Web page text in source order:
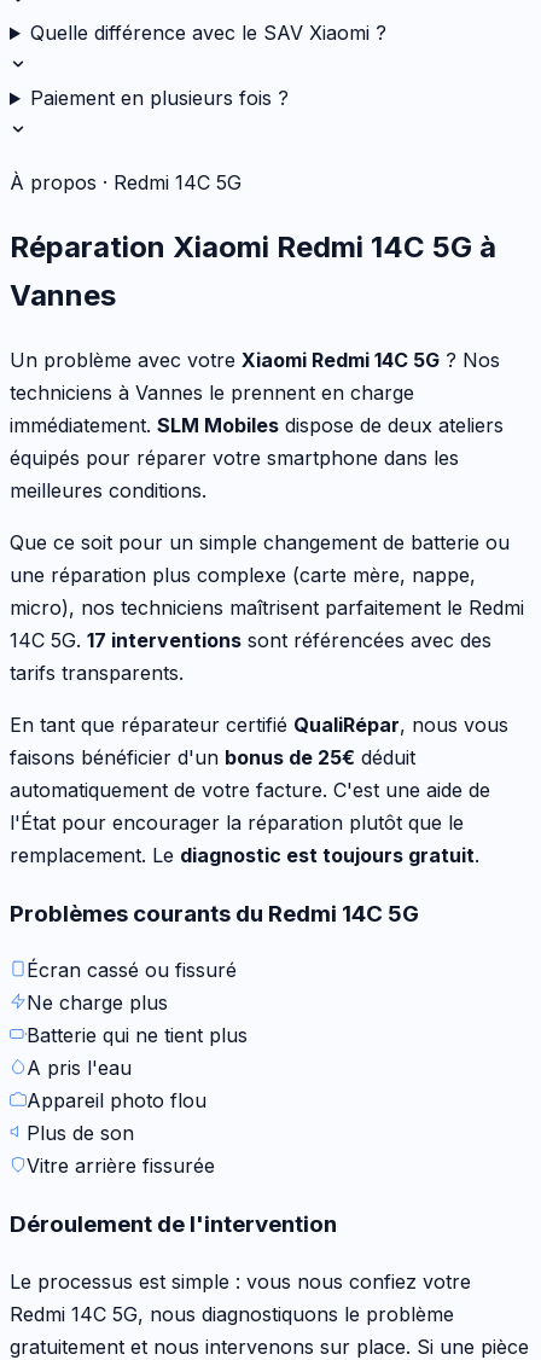
Quelle différence avec le SAV Xiaomi ?
Paiement en plusieurs fois ?
À propos · Redmi 14C 5G
Réparation Xiaomi Redmi 14C 5G à
Vannes
Un problème avec votre Xiaomi Redmi 14C 5G ? Nos
techniciens à Vannes le prennent en charge
immédiatement. SLM Mobiles dispose de deux ateliers
équipés pour réparer votre smartphone dans les
meilleures conditions.
Que ce soit pour un simple changement de batterie ou
une réparation plus complexe (carte mère, nappe,
micro), nos techniciens maîtrisent parfaitement le Redmi
14C 5G. 17 interventions sont référencées avec des
tarifs transparents.
En tant que réparateur certifié QualiRépar, nous vous
faisons bénéficier d'un bonus de 25€ déduit
automatiquement de votre facture. C'est une aide de
l'État pour encourager la réparation plutôt que le
remplacement. Le diagnostic est toujours gratuit.
Problèmes courants du Redmi 14C 5G
Écran cassé ou fissuré
Ne charge plus
Batterie qui ne tient plus
A pris l'eau
Appareil photo flou
Plus de son
Vitre arrière fissurée
Déroulement de l'intervention
Le processus est simple : vous nous confiez votre
Redmi 14C 5G, nous diagnostiquons le problème
gratuitement et nous intervenons sur place. Si une pièce